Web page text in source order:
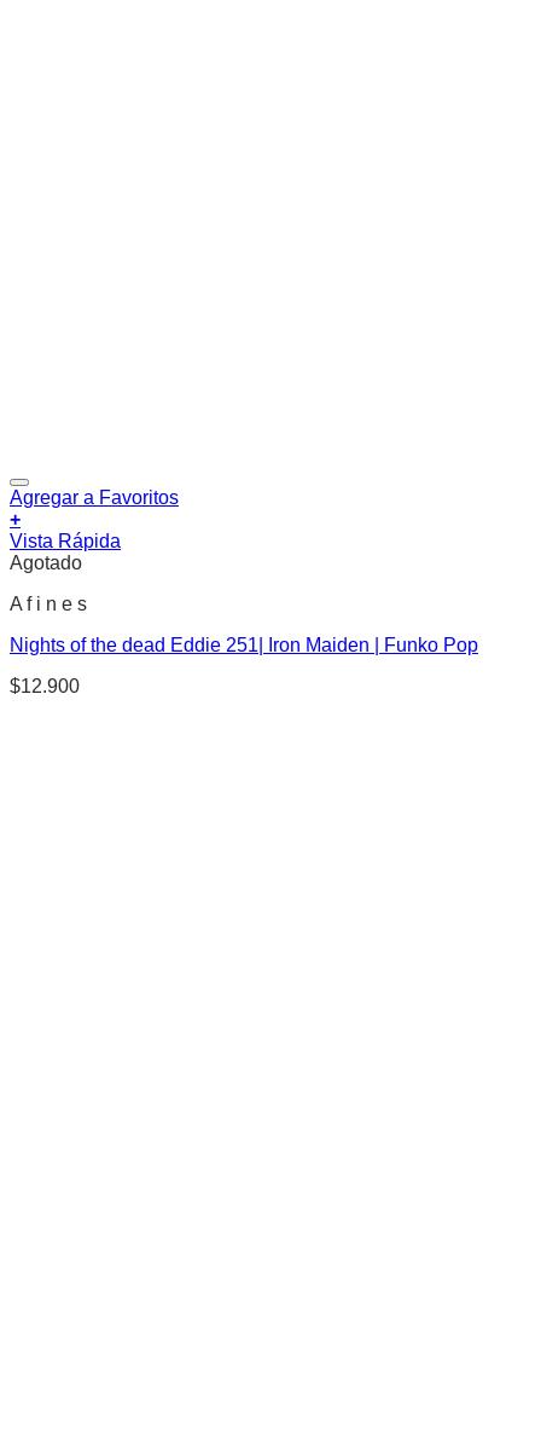
Agregar a Favoritos
+
Vista Rápida
Agotado
A f i n e s
Nights of the dead Eddie 251| Iron Maiden | Funko Pop
$12.900